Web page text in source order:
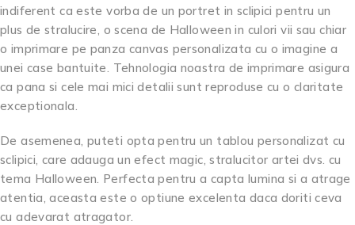
indiferent ca este vorba de un portret in sclipici pentru un
plus de stralucire, o scena de Halloween in culori vii sau chiar
o imprimare pe panza canvas personalizata cu o imagine a
unei case bantuite. Tehnologia noastra de imprimare asigura
ca pana si cele mai mici detalii sunt reproduse cu o claritate
exceptionala.
De asemenea, puteti opta pentru un tablou personalizat cu
sclipici, care adauga un efect magic, stralucitor artei dvs. cu
tema Halloween. Perfecta pentru a capta lumina si a atrage
atentia, aceasta este o optiune excelenta daca doriti ceva
cu adevarat atragator.